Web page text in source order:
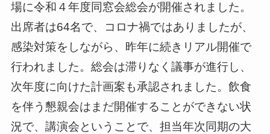
場に令和４年度同窓会総会が開催されました。
出席者は64名で、コロナ禍ではありましたが、
感染対策をしながら、昨年に続きリアル開催で
行われました。総会は滞りなく議事が進行し、
次年度に向けた計画案も承認されました。飲食
を伴う懇親会はまだ開催することができない状
況で、講演会ということで、担当年次同期の大